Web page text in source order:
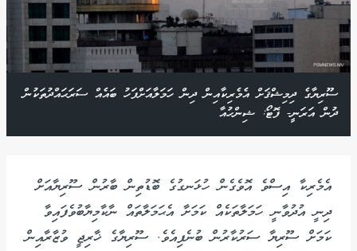
ސޫރިޔާގެ ދިމިޝްޤަށް އެމެރިކާއިން ދިން ހަމަލާއަށްފަހު ބައެއް ސަރަޙައްދުތަކުން
ދުން އަރަނީ- ފޮޓޯ: ޝިންހުއާ
އެމެރިކާ އިސްވެ އޮވެގެން ހުޅަނގުގެ ބޮޑުތިން ބާރުން ސޫރިޔާއަށް
ދިނީ އުދުވާނީ ހަމަލާތަކެއް ކަމަށާ އެޙަމަލާތައް ނާކާމިޔާބުވެފައިވާ
ކަމަށް ސޫރިޔާ ސަރުކާރުން ބުނެފިއެވެ. ސޫރިޔާގެ ޚާރިޖީ ވުޒާރާއިން